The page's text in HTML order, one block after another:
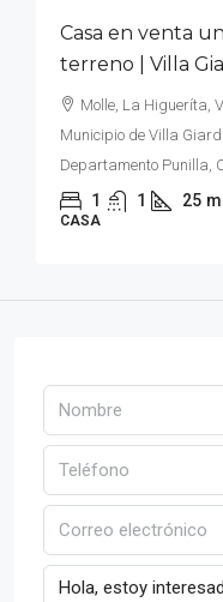
Casa en venta
terreno | Villa
Molle, La Higueríta,
Municipio de Villa
Departamento Punilla,
1 1 25
CASA